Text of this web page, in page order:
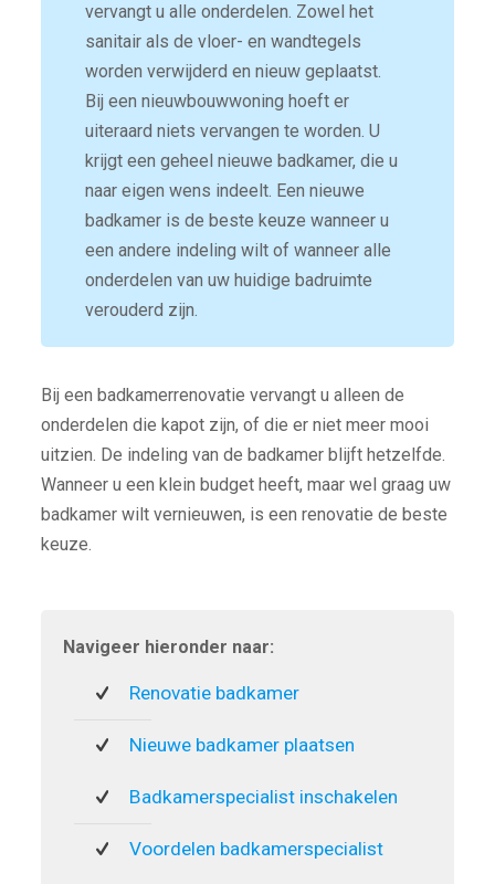
vervangt u alle onderdelen. Zowel het
sanitair als de vloer- en wandtegels
worden verwijderd en nieuw geplaatst.
Bij een nieuwbouwwoning hoeft er
uiteraard niets vervangen te worden. U
krijgt een geheel nieuwe badkamer, die u
naar eigen wens indeelt. Een nieuwe
badkamer is de beste keuze wanneer u
een andere indeling wilt of wanneer alle
onderdelen van uw huidige badruimte
verouderd zijn.
Bij een badkamerrenovatie vervangt u alleen de
onderdelen die kapot zijn, of die er niet meer mooi
uitzien. De indeling van de badkamer blijft hetzelfde.
Wanneer u een klein budget heeft, maar wel graag uw
badkamer wilt vernieuwen, is een renovatie de beste
keuze.
Navigeer hieronder naar:
Renovatie badkamer
Nieuwe badkamer plaatsen
Badkamerspecialist inschakelen
Voordelen badkamerspecialist